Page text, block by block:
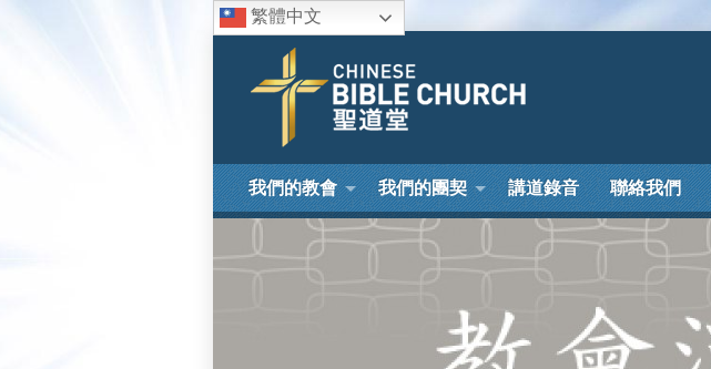
繁體中文
我們的教會 我們的團契 講道錄音 聯絡我們